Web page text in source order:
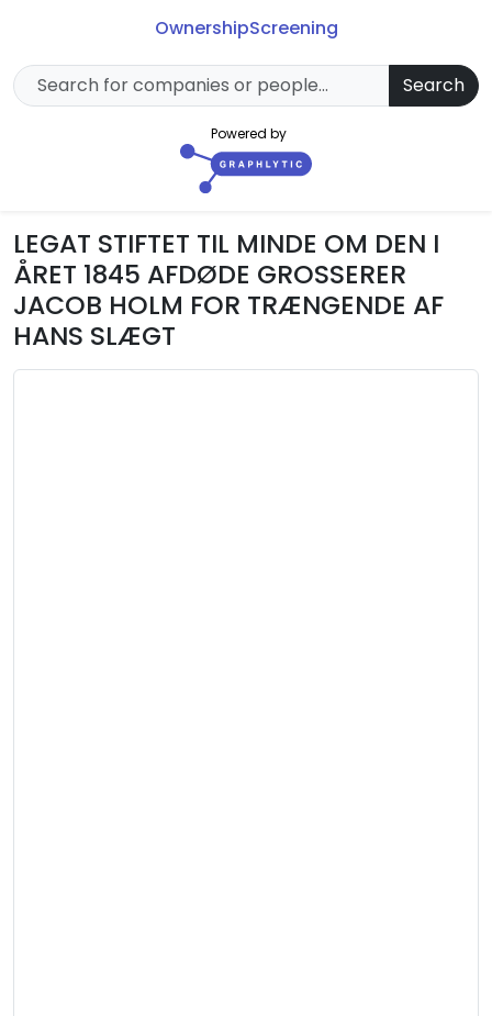
OwnershipScreening
Search
Powered by
LEGAT STIFTET TIL MINDE OM DEN I
ÅRET 1845 AFDØDE GROSSERER
JACOB HOLM FOR TRÆNGENDE AF
HANS SLÆGT